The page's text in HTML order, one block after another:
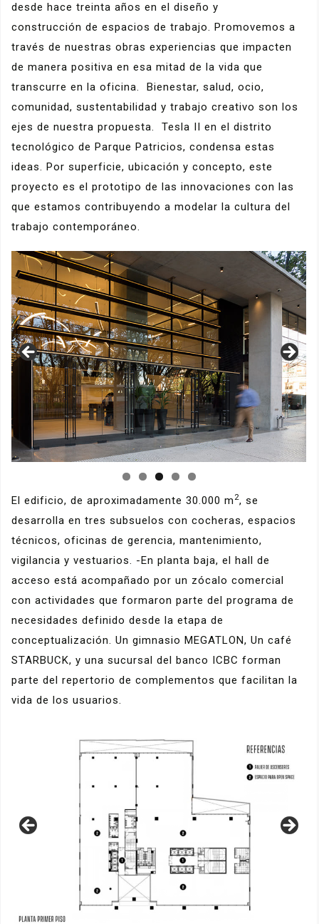
desde hace treinta años en el diseño y
construcción de espacios de trabajo. Promovemos a
través de nuestras obras experiencias que impacten
de manera positiva en esa mitad de la vida que
transcurre en la oficina. Bienestar, salud, ocio,
comunidad, sustentabilidad y trabajo creativo son los
ejes de nuestra propuesta. Tesla II en el distrito
tecnológico de Parque Patricios, condensa estas
ideas. Por superficie, ubicación y concepto, este
proyecto es el prototipo de las innovaciones con las
que estamos contribuyendo a modelar la cultura del
trabajo contemporáneo.
El edificio, de aproximadamente 30.000 m 2, se
desarrolla en tres subsuelos con cocheras, espacios
técnicos, oficinas de gerencia, mantenimiento,
vigilancia y vestuarios. -En planta baja, el hall de
acceso está acompañado por un zócalo comercial
con actividades que formaron parte del programa de
necesidades definido desde la etapa de
conceptualización. Un gimnasio MEGATLON, Un café
STARBUCK, y una sucursal del banco ICBC forman
parte del repertorio de complementos que facilitan la
vida de los usuarios.